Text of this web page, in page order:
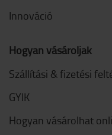
Innováció
Hogyan vásároljak
Szállítási & fizetési
GYIK
Hogyan vásárolhat